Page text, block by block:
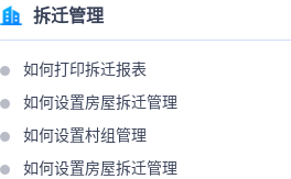
拆迁管理
如何打印拆迁报表
如何设置房屋拆迁管理
如何设置村组管理
如何设置房屋拆迁管理